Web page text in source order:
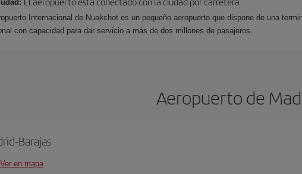
Internacional de Nuakchot es un pequeño aeropuerto que dispone de una
con capacidad para dar servicio a más de dos millones de pasajeros.
Aeropuerto de
Barajas
Ver en mapa